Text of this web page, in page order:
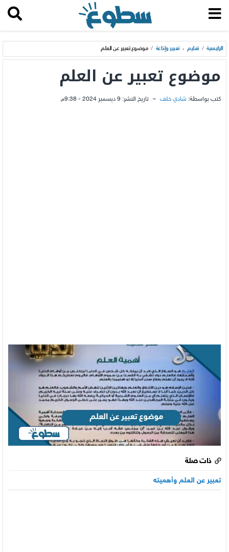
الرئيسية / تعليم ، تعبير وإذاعة / موضوع تعبير عن العلم
موضوع تعبير عن العلم
كتب بواسطة: شادي خلف – تاريخ النشر: 9 ديسمبر 2024 - 9:38م
ذات صلة
تعبير عن العلم وأهميته